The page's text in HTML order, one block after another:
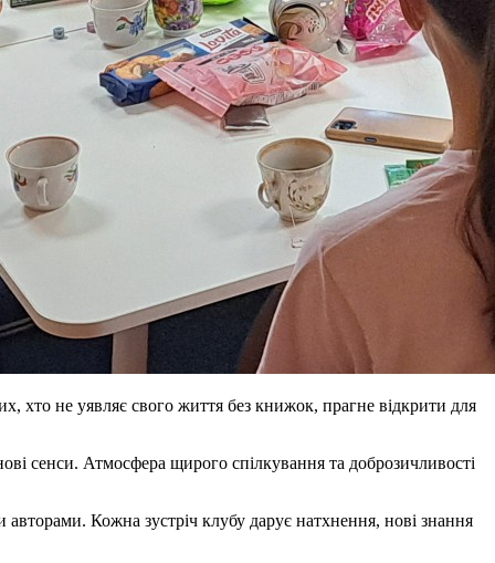
хто не уявляє свого життя без книжок, прагне відкрити для
сенси. Атмосфера щирого спілкування та доброзичливості
Кожна зустріч клубу дарує натхнення, нові знання